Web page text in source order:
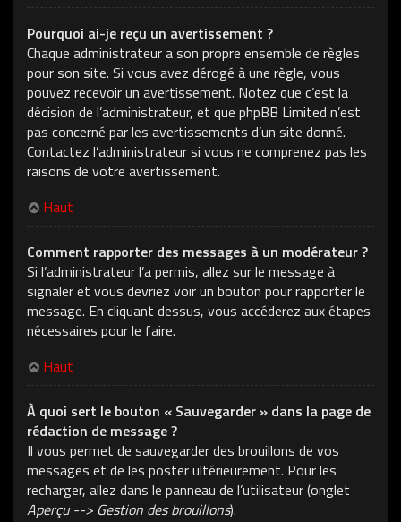
Pourquoi ai-je reçu un avertissement ?
Chaque administrateur a son propre ensemble de règles
pour son site. Si vous avez dérogé à une règle, vous
pouvez recevoir un avertissement. Notez que c’est la
décision de l’administrateur, et que phpBB Limited n’est
pas concerné par les avertissements d’un site donné.
Contactez l’administrateur si vous ne comprenez pas les
raisons de votre avertissement.
Haut
Comment rapporter des messages à un modérateur ?
Si l’administrateur l’a permis, allez sur le message à
signaler et vous devriez voir un bouton pour rapporter le
message. En cliquant dessus, vous accéderez aux étapes
nécessaires pour le faire.
Haut
À quoi sert le bouton « Sauvegarder » dans la page de
rédaction de message ?
Il vous permet de sauvegarder des brouillons de vos
messages et de les poster ultérieurement. Pour les
recharger, allez dans le panneau de l’utilisateur (onglet
Aperçu --> Gestion des brouillons).